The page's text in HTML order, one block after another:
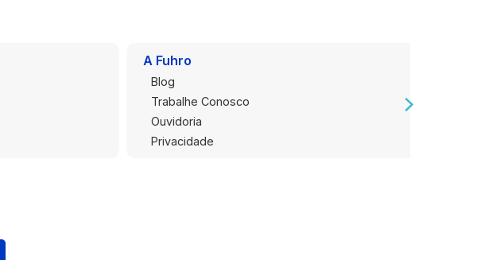
A Fuhro
Blog
Trabalhe Conosco
Ouvidoria
Privacidade